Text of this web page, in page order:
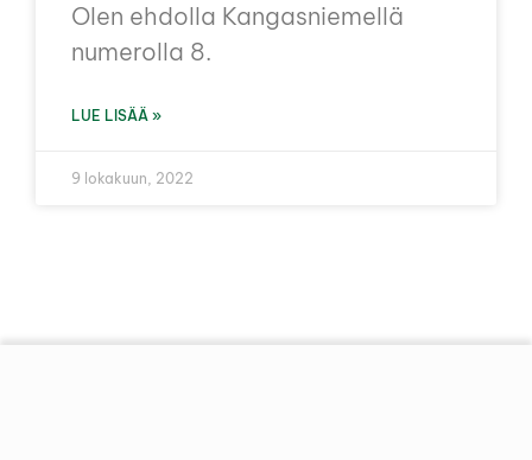
Olen ehdolla Kangasniemellä
numerolla 8.
LUE LISÄÄ »
9 lokakuun, 2022